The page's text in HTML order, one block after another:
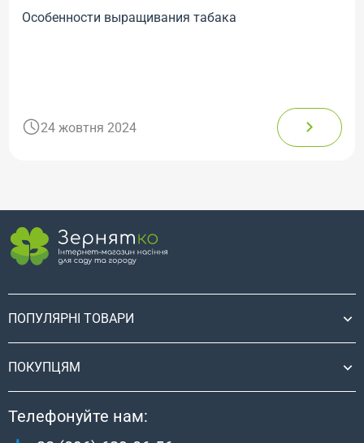
Особенности выращивания табака
24 жовтня 2024
ПОПУЛЯРНІ ТОВАРИ
ПОКУПЦЯМ
Телефонуйте нам: